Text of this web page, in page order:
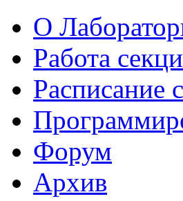
О
Работа
Расписание
Форум
Архив